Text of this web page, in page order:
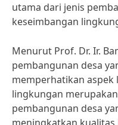
utama dari jenis
keseimbangan
Menurut Prof. Dr. Ir.
pembangunan desa
memperhatikan aspek
lingkungan
pembangunan desa